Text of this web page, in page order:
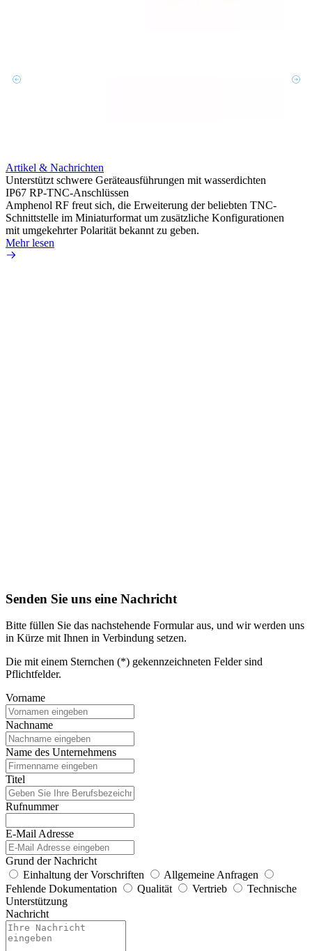
Artikel & Nachrichten
Unterstützt schwere Geräteausführungen mit wasserdichten
IP67 RP-TNC-Anschlüssen
Amphenol RF freut sich, die Erweiterung der beliebten TNC-
Schnittstelle im Miniaturformat um zusätzliche Konfigurationen
mit umgekehrter Polarität bekannt zu geben.
Mehr lesen
Senden Sie uns eine Nachricht
Bitte füllen Sie das nachstehende Formular aus, und wir werden uns
in Kürze mit Ihnen in Verbindung setzen.
Die mit einem Sternchen (*) gekennzeichneten Felder sind
Pflichtfelder.
Vorname
Nachname
Name des Unternehmens
Titel
Rufnummer
E-Mail Adresse
Grund der Nachricht
Einhaltung der Vorschriften
Allgemeine Anfragen
Fehlende Dokumentation
Qualität Vertrieb
Technische
Unterstützung
Nachricht